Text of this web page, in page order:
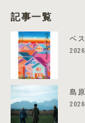
記事一覧
ベ
島